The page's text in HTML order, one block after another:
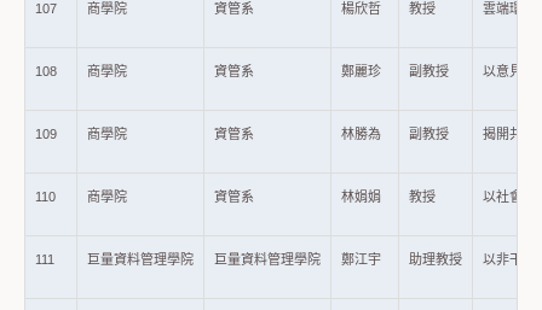
107 商學院 資管系 楊欣哲 教授 雲端環境
108 商學院 資管系 鄭麗珍 副教授 以意見探
109 商學院 資管系 林勝為 副教授 揭開共享
110 商學院 資管系 林娟娟 教授 以社會資
111 巨量資料管理學院 巨量資料管理學院 鄭江宇 助理教授 以非干擾